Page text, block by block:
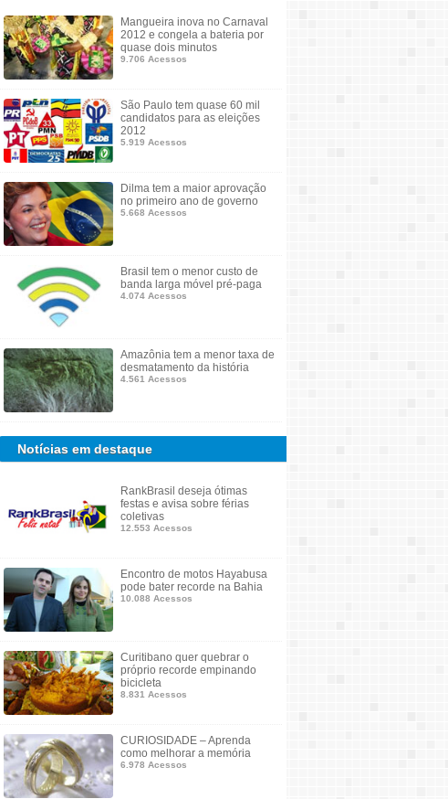
Mangueira inova no Carnaval
2012 e congela a bateria por
quase dois minutos
9.706 Acessos
São Paulo tem quase 60 mil
candidatos para as eleições
2012
5.919 Acessos
Dilma tem a maior aprovação
no primeiro ano de governo
5.668 Acessos
Brasil tem o menor custo de
banda larga móvel pré-paga
4.074 Acessos
Amazônia tem a menor taxa de
desmatamento da história
4.561 Acessos
Notícias em destaque
RankBrasil deseja ótimas
festas e avisa sobre férias
coletivas
12.553 Acessos
Encontro de motos Hayabusa
pode bater recorde na Bahia
10.088 Acessos
Curitibano quer quebrar o
próprio recorde empinando
bicicleta
8.831 Acessos
CURIOSIDADE – Aprenda
como melhorar a memória
6.978 Acessos